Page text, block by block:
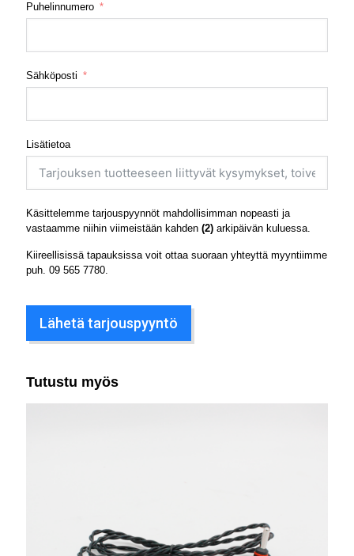
Puhelinnumero
Sähköposti
Lisätietoa
Käsittelemme tarjouspyynnöt mahdollisimman nopeasti ja
vastaamme niihin viimeistään kahden (2) arkipäivän kuluessa.
Kiireellisissä tapauksissa voit ottaa suoraan yhteyttä myyntiimme
puh. 09 565 7780
Lähetä tarjouspyyntö
Tutustu myös